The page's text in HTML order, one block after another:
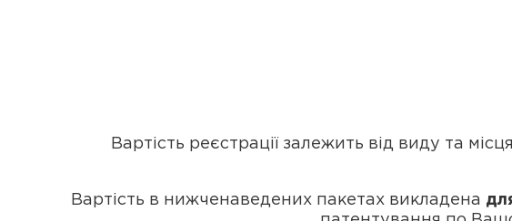
Вартість реєстрації залежить від виду та
Вартість в нижченаведених пакетах викладена